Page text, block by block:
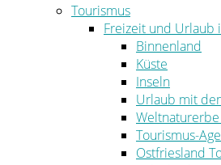
Tourismus
Freizeit und Urlaub
Binnenland
Küste
Inseln
Urlaub mit
Tourismus-
Ostfriesland